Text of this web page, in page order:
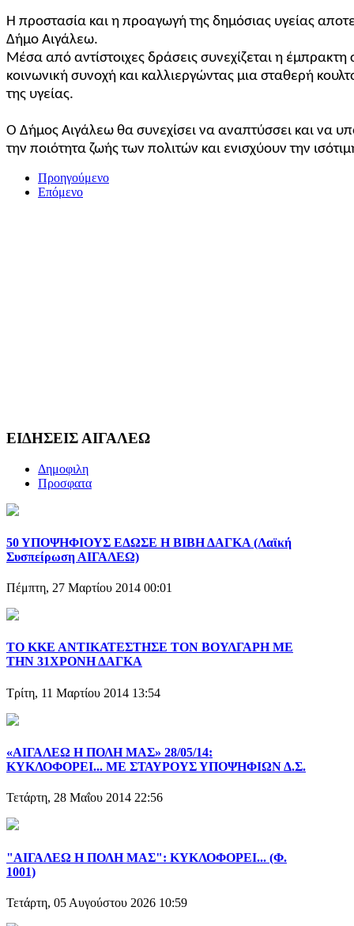
Η προστασία και η προαγωγή της δημόσιας υγείας
Δήμο Αιγάλεω.
Μέσα από αντίστοιχες δράσεις συνεχίζεται η έμπρακτη
κοινωνική συνοχή και καλλιεργώντας μια σταθερή
της υγείας.
Ο Δήμος Αιγάλεω θα συνεχίσει να αναπτύσσει και να
την ποιότητα ζωής των πολιτών και ενισχύουν την
Προηγούμενο
Επόμενο
ΕΙΔΗΣΕΙΣ ΑΙΓΑΛΕΩ
Δημοφιλη
Προσφατα
50 ΥΠΟΨΗΦΙΟΥΣ ΕΔΩΣΕ Η ΒΙΒΗ ΔΑΓΚΑ (Λαϊκή
Συσπείρωση ΑΙΓΑΛΕΩ)
Πέμπτη, 27 Μαρτίου 2014 00:01
ΤΟ ΚΚΕ ΑΝΤΙΚΑΤΕΣΤΗΣΕ ΤΟΝ ΒΟΥΛΓΑΡΗ ΜΕ
ΤΗΝ 31ΧΡΟΝΗ ΔΑΓΚΑ
Τρίτη, 11 Μαρτίου 2014 13:54
«ΑΙΓΑΛΕΩ Η ΠΟΛΗ ΜΑΣ» 28/05/14:
ΚΥΚΛΟΦΟΡΕΙ... ΜΕ ΣΤΑΥΡΟΥΣ ΥΠΟΨΗΦΙΩΝ Δ.Σ.
Τετάρτη, 28 Μαΐου 2014 22:56
"ΑΙΓΑΛΕΩ Η ΠΟΛΗ ΜΑΣ": ΚΥΚΛΟΦΟΡΕΙ... (Φ.
1001)
Τετάρτη, 05 Αυγούστου 2026 10:59